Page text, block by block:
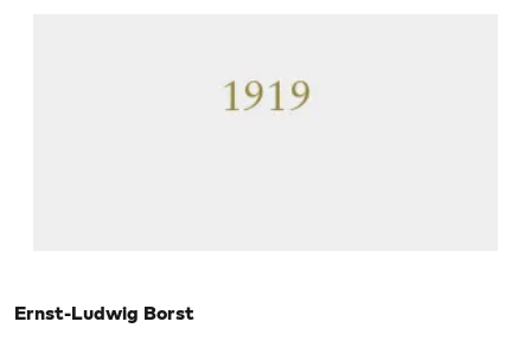
Ernst-Ludwig Borst